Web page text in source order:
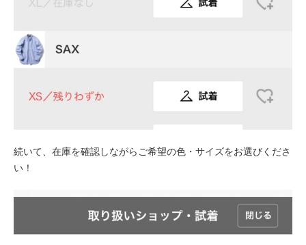
続いて、在庫を確認しながらご希望の色・サイズをお選びくださ
い！